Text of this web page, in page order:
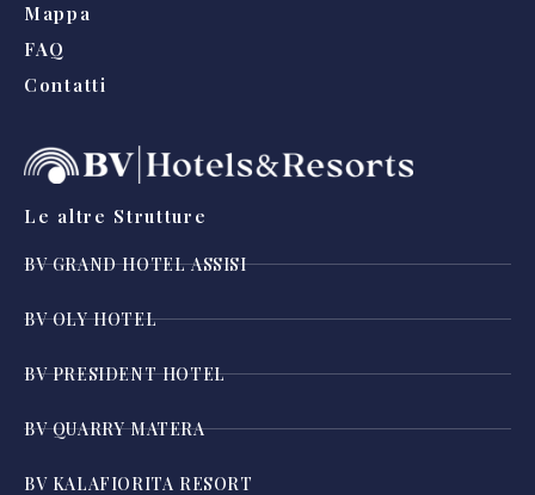
Mappa
FAQ
Contatti
Le altre Strutture
BV GRAND HOTEL ASSISI
BV OLY HOTEL
BV PRESIDENT HOTEL
BV QUARRY MATERA
BV KALAFIORITA RESORT